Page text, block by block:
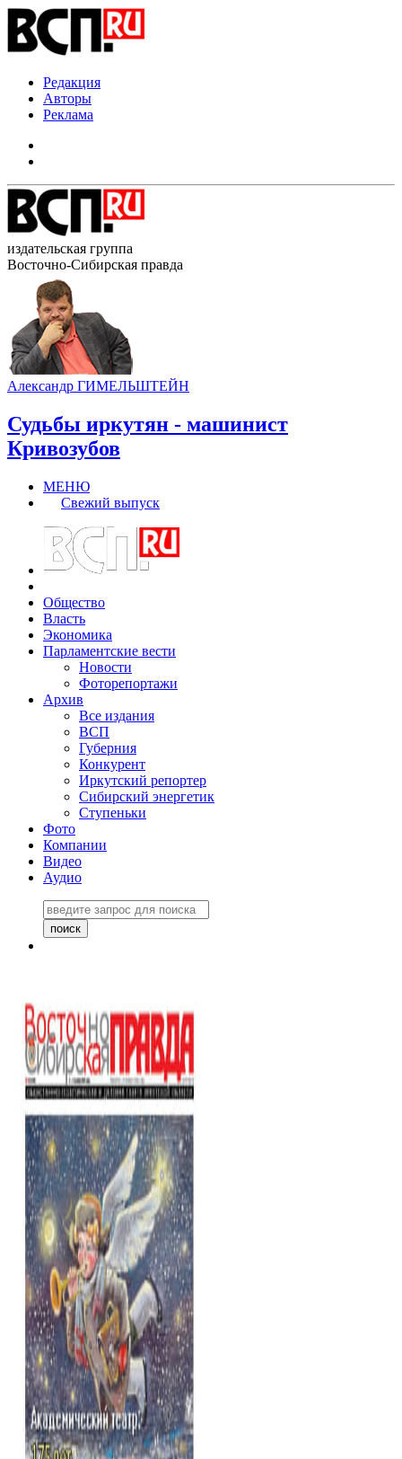
Редакция
Авторы
Реклама
издательская группа
Восточно-Сибирская правда
Александр ГИМЕЛЬШТЕЙН
Судьбы иркутян - машинист
Кривозубов
МЕНЮ
Свежий выпуск
Общество
Власть
Экономика
Парламентские вести
Новости
Фоторепортажи
Архив
Все издания
ВСП
Губерния
Конкурент
Иркутский репортер
Сибирский энергетик
Ступеньки
Фото
Компании
Видео
Аудио